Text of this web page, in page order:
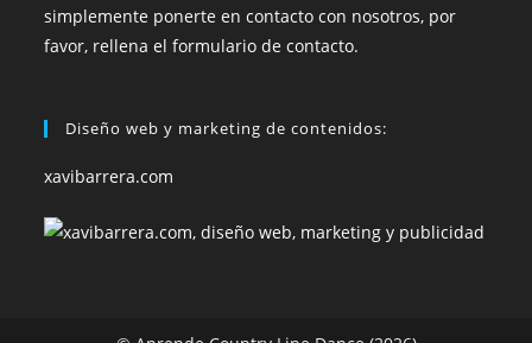
simplemente ponerte en contacto con nosotros, por
favor, rellena el formulario de contacto.
Diseño web y marketing de contenidos:
xavibarrera.com